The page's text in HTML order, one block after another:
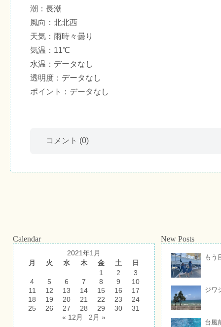
潮：長潮
風向：北北西
天気：雨時々曇り
気温：11℃
水温：データなし
透明度：データなし
ポイント：データなし
コメント (0)
Calendar
2021年1月
月
火 水 木 金 土
日
1
2
3
4
5 6 7 8 9
10
11
12 13 14 15 16
17
18
19 20 21 22 23
24
25
26 27 28 29 30
31
« 12月
2月 »
New Posts
もう
ジワ
台風